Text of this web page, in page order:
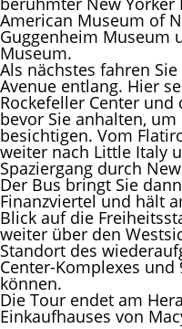
American Museum of
Guggenheim Museum
Museum.
Als nächstes fahren
Avenue entlang. Hier
Rockefeller Center und
bevor Sie anhalten,
besichtigen. Vom
weiter nach Little Italy
Spaziergang durch
Der Bus bringt Sie
Finanzviertel und hält
Blick auf die
weiter über den
Standort des
Center-Komplexes
können.
Die Tour endet am
Einkaufhauses von